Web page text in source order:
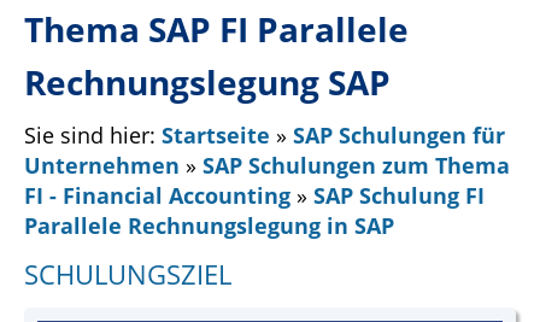
Thema SAP FI Parallele
Rechnungslegung SAP
Sie sind hier: Startseite » SAP Schulungen für
Unternehmen » SAP Schulungen zum Thema
FI - Financial Accounting » SAP Schulung FI
Parallele Rechnungslegung in SAP
SCHULUNGSZIEL